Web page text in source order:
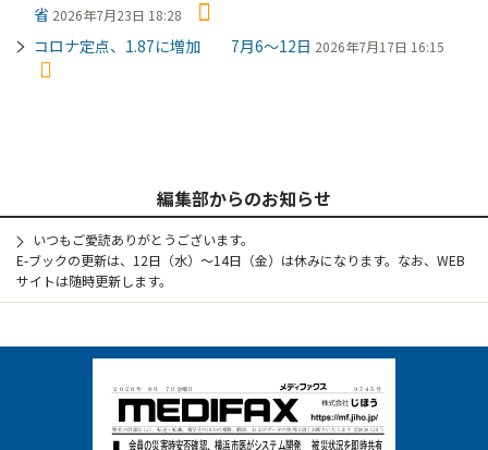
省 2026年7月23日 18:28
コロナ定点、1.87に増加 7月6～12日 2026年7月17日 16:15
編集部からのお知らせ
いつもご愛読ありがとうございます。
E-ブックの更新は、12日（水）～14日（金）は休みになります。なお、WEB
サイトは随時更新します。